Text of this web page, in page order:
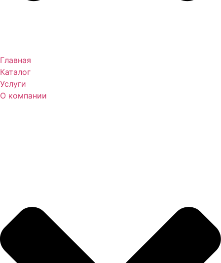
Главная
Каталог
Услуги
О компании